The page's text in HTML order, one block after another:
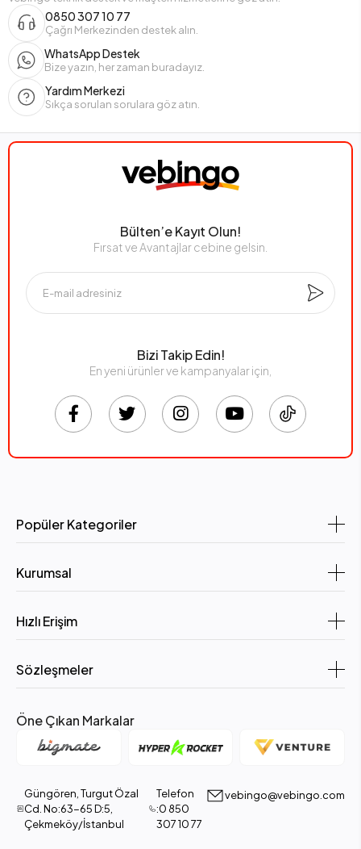
0850 307 10 77
Çağrı Merkezinden destek alın.
WhatsApp Destek
Bize yazın, her zaman buradayız.
Yardım Merkezi
Sıkça sorulan sorulara göz atın.
Bülten’e Kayıt Olun!
Fırsat ve Avantajlar cebine gelsin.
Bizi Takip Edin!
En yeni ürünler ve kampanyalar için,
Popüler Kategoriler
Kurumsal
Hızlı Erişim
Sözleşmeler
Öne Çıkan Markalar
Güngören, Turgut Özal
Cd. No:63-65 D:5,
Çekmeköy/İstanbul
Telefon
:0 850
307 10 77
vebingo@vebingo.com